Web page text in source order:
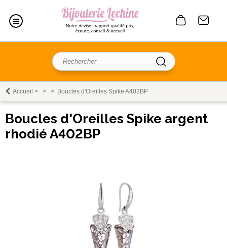
Accueil > > > Boucles d'Oreilles Spike A402BP
Boucles d'Oreilles Spike argent
rhodié A402BP